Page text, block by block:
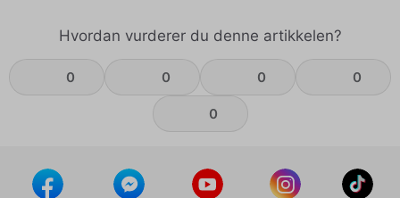
Hvordan vurderer du denne artikkelen?
0 0 0 0
0